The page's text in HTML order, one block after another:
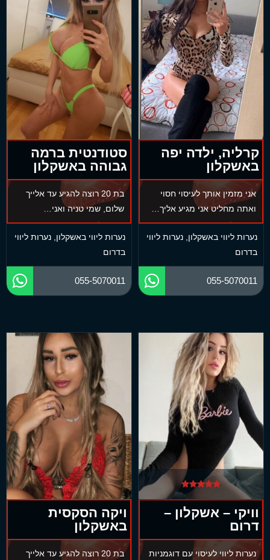
קרליה, ילדה יפה
באשקלון
אני מזמין אותך לעיסוי חסוי
ואתה מחליט אני מגיע אליך…
נערות ליווי באשקלון נערות ליווי
בדרום
055-5070011
סטודנטית ברמה
גבוהה באשקלון
בת 20 רוצה להגיע עד אלייך
שלום, שמי טניה ואני…
נערות ליווי באשקלון נערות ליווי
בדרום
055-5070011
וויקי – אשקלון –
דרום
נערות ליווי לעיסוי עם דוגמניות
ויקה הסקסית
באשקלון
בת 20 רוצה להגיע עד אלייך